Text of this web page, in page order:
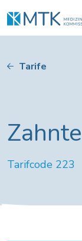
Tarife
Tarifcode 223